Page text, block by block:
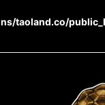
taoland.co/